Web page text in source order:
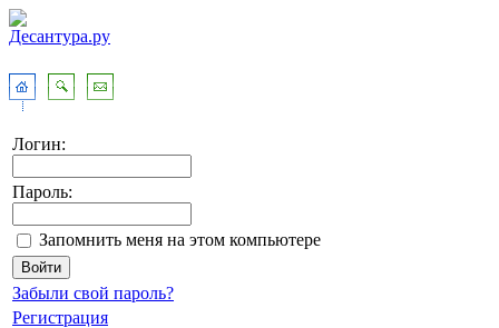
Логин:
Пароль:
Запомнить меня на этом компьютере
Забыли свой пароль?
Регистрация